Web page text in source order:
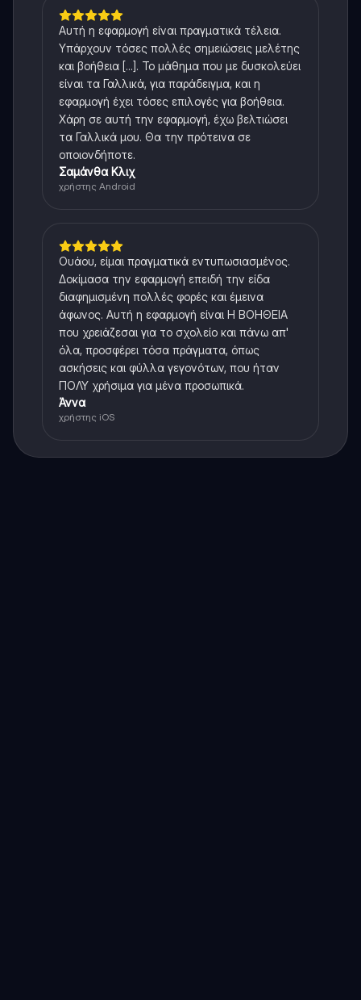
Αυτή η εφαρμογή είναι πραγματικά τέλεια.
Υπάρχουν τόσες πολλές σημειώσεις μελέτης
και βοήθεια [...]. Το μάθημα που με δυσκολεύει
είναι τα Γαλλικά, για παράδειγμα, και η
εφαρμογή έχει τόσες επιλογές για βοήθεια.
Χάρη σε αυτή την εφαρμογή, έχω βελτιώσει
τα Γαλλικά μου. Θα την πρότεινα σε
οποιονδήποτε.
Σαμάνθα Κλιχ
χρήστης Android
Ουάου, είμαι πραγματικά εντυπωσιασμένος.
Δοκίμασα την εφαρμογή επειδή την είδα
διαφημισμένη πολλές φορές και έμεινα
άφωνος. Αυτή η εφαρμογή είναι Η ΒΟΗΘΕΙΑ
που χρειάζεσαι για το σχολείο και πάνω απ'
όλα, προσφέρει τόσα πράγματα, όπως
ασκήσεις και φύλλα γεγονότων, που ήταν
ΠΟΛΥ χρήσιμα για μένα προσωπικά.
Άννα
χρήστης iOS